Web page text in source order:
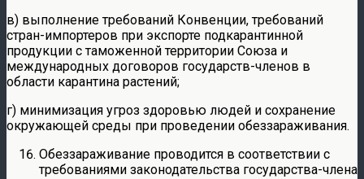
в) выполнение требований Конвенции, требований
стран-импортеров при экспорте подкарантинной
продукции с таможенной территории Союза и
международных договоров государств-членов в
области карантина растений;
г) минимизация угроз здоровью людей и сохранение
окружающей среды при проведении обеззараживания.
Обеззараживание проводится в соответствии с
требованиями законодательства государства-члена